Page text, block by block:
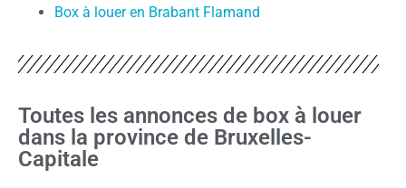
Box à louer en Brabant Flamand
Toutes les annonces de box à louer
dans la province de Bruxelles-
Capitale